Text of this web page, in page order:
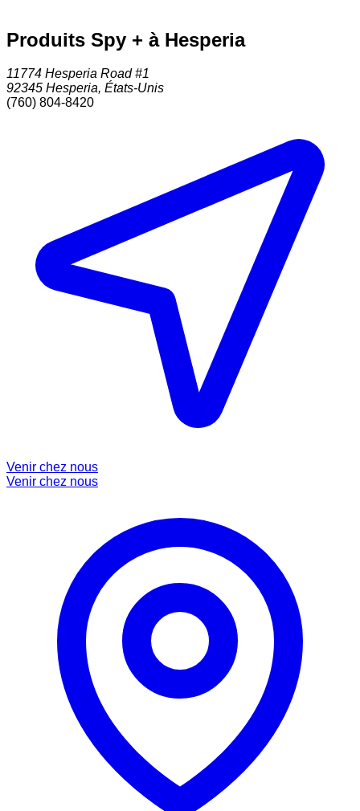
Produits Spy + à Hesperia
11774 Hesperia Road #1
92345 Hesperia, États-Unis
(760) 804-8420
Venir chez nous
Venir chez nous